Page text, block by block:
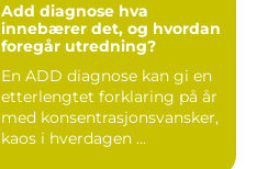
Add diagnose hva
innebærer det, og hvordan
foregår utredning?
En ADD diagnose kan gi en
etterlengtet forklaring på år
med konsentrasjonsvansker,
kaos i hverdagen ...